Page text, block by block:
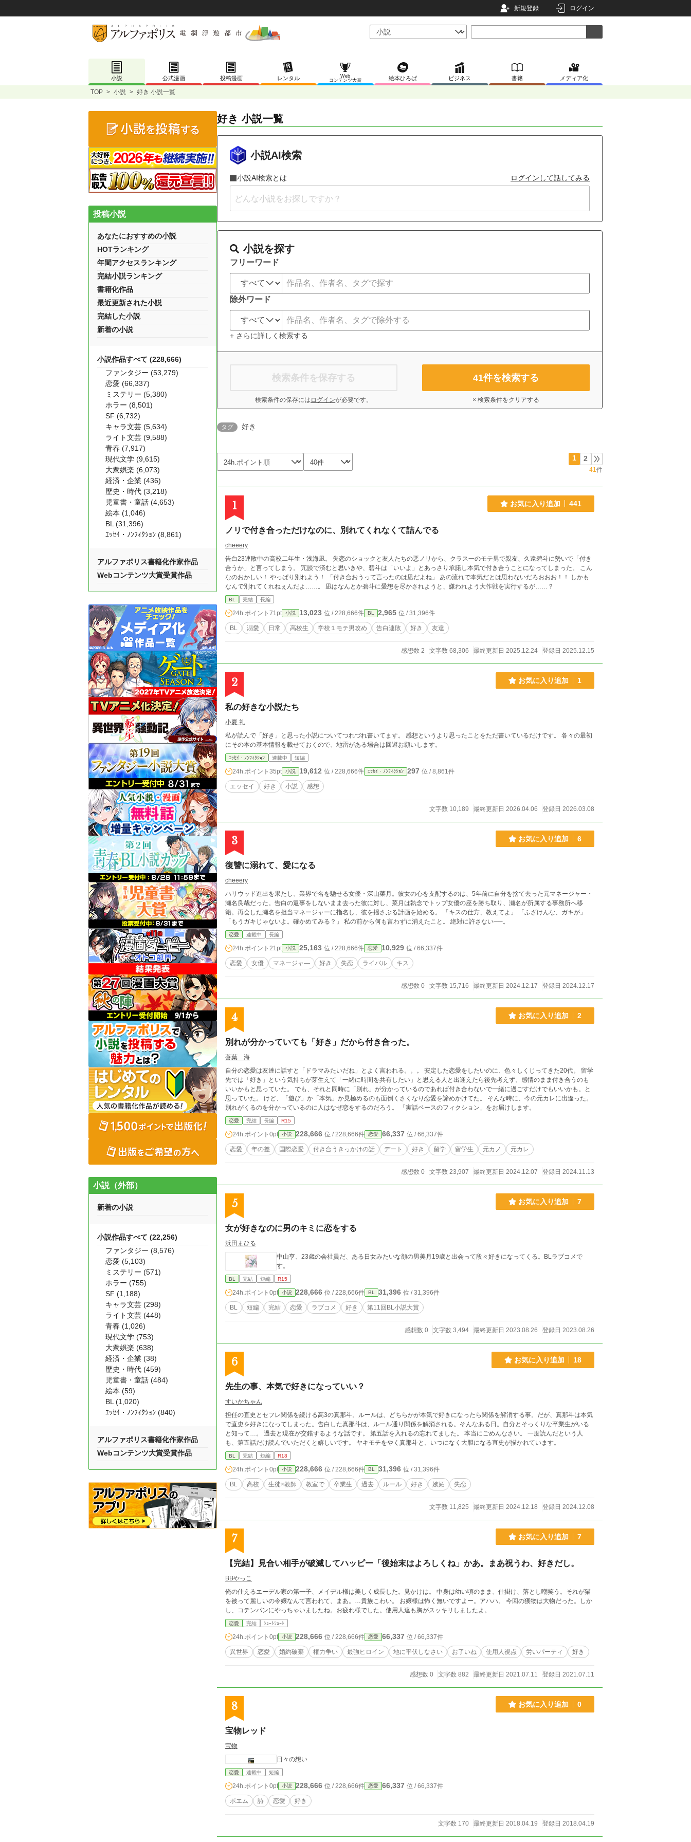
新規登録 ログイン
小説 公式漫画 投稿漫画 レンタル
Web
コンテンツ大賞
絵本ひろば ビジネス 書籍 メディア化
TOP > 小説 > 好き 小説一覧
好き 小説一覧
小説AI検索
小説AI検索とは ログインして話してみる
小説を探す
フリーワード
除外ワード
+ さらに詳しく検索する
検索条件を保存する
検索条件の保存には ログインが必要です。
41件を検索する
× 検索条件をクリアする
タグ 好き
1 2
41件
1 お気に入り追加 441
ノリで付き合っただけなのに、別れてくれなくて詰んでる
cheeery
告白23連敗中の高校二年生・浅海凪。 失恋のショックと友人たちの悪ノリから、クラス一のモテ男で親友、久遠碧斗に勢いで「付き
合うか」と言ってしまう。 冗談で済むと思いきや、碧斗は「いいよ」とあっさり承諾し本気で付き合うことになってしまった。 こん
なのおかしい！ やっぱり別れよう！ 「付き合おうって言ったのは凪だよね」 あの流れで本気だとは思わないだろおおお！！ しかも
なんで別れてくれねぇんだよ……。 凪はなんとか碧斗に愛想を尽かされようと、嫌われよう大作戦を実行するが……？
BL 完結 長編
24h.ポイント 71pt 小説 13,023 位 / 228,666件 BL 2,965 位 / 31,396件
BL 溺愛 日常 高校生 学校１モテ男攻め 告白連敗 好き 友達
感想数 2 文字数 68,306 最終更新日 2025.12.24 登録日 2025.12.15
2 お気に入り追加 1
私の好きな小説たち
小夏 礼
私が読んで「好き」と思った小説についてつれづれ書いてます。 感想というより思ったことをただ書いているだけです。 各々の最初
にその本の基本情報を載せておくので、地雷がある場合は回避お願いします。
ｴｯｾｲ・ﾉﾝﾌｨｸｼｮﾝ 連載中 短編
24h.ポイント 35pt 小説 19,612 位 / 228,666件 ｴｯｾｲ・ﾉﾝﾌｨｸｼｮﾝ 297 位 / 8,861件
エッセイ 好き 小説 感想
文字数 10,189 最終更新日 2026.04.06 登録日 2026.03.08
3 お気に入り追加 6
復讐に溺れて、愛になる
cheeery
ハリウッド進出を果たし、業界で名を馳せる女優・深山菜月。彼女の心を支配するのは、5年前に自分を捨て去った元マネージャー・
瀬名良哉だった。告白の返事をしないまま去った彼に対し、菜月は執念でトップ女優の座を勝ち取り、瀬名が所属する事務所へ移
籍。再会した瀬名を担当マネージャーに指名し、彼を揺さぶる計画を始める。 「キスの仕方、教えてよ」 「ふざけんな、ガキが」
「もうガキじゃないよ。確かめてみる？」 私の前から何も言わずに消えたこと。 絶対に許さない──。
恋愛 連載中 長編
24h.ポイント 21pt 小説 25,163 位 / 228,666件 恋愛 10,929 位 / 66,337件
恋愛 女優 マネージャ― 好き 失恋 ライバル キス
感想数 0 文字数 15,716 最終更新日 2024.12.17 登録日 2024.12.17
4 お気に入り追加 2
別れが分かっていても「好き」だから付き合った。
蒼葉 海
自分の恋愛は友達に話すと「ドラマみたいだね」とよく言われる。。。 安定した恋愛をしたいのに、色々しくじってきた20代。 留学
先では「好き」という気持ちが芽生えて「一緒に時間を共有したい」と思える人と出逢えたら後先考えず、感情のまま付き合うのも
いいかもと思っていた。 でも、それと同時に「別れ」が分かっているのであれば付き合わないで一緒に過ごすだけでもいいかも。と
思っていた。 けど、「遊び」か「本気」か見極めるのも面倒くさくなり恋愛を諦めかけてた。 そんな時に、今の元カレに出逢った。
別れがくるのを分かっているのに人はなぜ恋をするのだろう。 「実話ベースのフィクション」をお届けします。
恋愛 完結 長編 R15
24h.ポイント 0pt 小説 228,666 位 / 228,666件 恋愛 66,337 位 / 66,337件
恋愛 年の差 国際恋愛 付き合うきっかけの話 デート 好き 留学 留学生 元カノ 元カレ
感想数 0 文字数 23,907 最終更新日 2024.12.07 登録日 2024.11.13
5 お気に入り追加 7
女が好きなのに男のキミに恋をする
浜田まひる
中山亨、23歳の会社員だ、ある日女みたいな顔の男美月19歳と出会って段々好きになってくる。BLラブコメで
す。
BL 完結 短編 R15
24h.ポイント 0pt 小説 228,666 位 / 228,666件 BL 31,396 位 / 31,396件
BL 短編 完結 恋愛 ラブコメ 好き 第11回BL小説大賞
感想数 0 文字数 3,494 最終更新日 2023.08.26 登録日 2023.08.26
6 お気に入り追加 18
先生の事、本気で好きになっていい？
すいかちゃん
担任の直史とセフレ関係を続ける高3の真那斗。ルールは、どちらかが本気で好きになったら関係を解消する事。だが、真那斗は本気
で直史を好きになってしまった。告白した真那斗は、ルール通り関係を解消される。そんなある日。自分とそっくりな卒業生がいる
と知って…。 過去と現在が交錯するような話です。 第五話を入れるの忘れてました。 本当にごめんなさい。 一度読んだという人
も、第五話だけ読んでいただくと嬉しいです。 ヤキモチをやく真那斗と、いつになく大胆になる直史が描かれています。
BL 完結 短編 R18
24h.ポイント 0pt 小説 228,666 位 / 228,666件 BL 31,396 位 / 31,396件
BL 高校 生徒×教師 教室で 卒業生 過去 ルール 好き 嫉妬 失恋
文字数 11,825 最終更新日 2024.12.18 登録日 2024.12.08
7 お気に入り追加 7
【完結】見合い相手が破滅してハッピー「後始末はよろしくね」かあ。まあ祝うわ、好きだし。
BBやっこ
俺の仕えるエーデル家の第一子、メイデル様は美しく成長した。見かけは。 中身は幼い頃のまま、仕掛け、落とし嘲笑う。それが猫
を被って麗しいの令嬢なんて言われて、まあ。…貴族こわい。 お嬢様は怖く無いですよー。アハハ。 今回の獲物は大物だった。しか
し、コテンパンにやっちゃいましたね。お疲れ様でした。使用人達も胸がスッキリしましたよ。
恋愛 完結 ｼｮｰﾄｼｮｰﾄ
24h.ポイント 0pt 小説 228,666 位 / 228,666件 恋愛 66,337 位 / 66,337件
異世界 恋愛 婚約破棄 権力争い 最強ヒロイン 地に平伏しなさい お了いね 使用人視点 労いパーティ 好き
感想数 0 文字数 882 最終更新日 2021.07.11 登録日 2021.07.11
8 お気に入り追加 0
宝物レッド
宝物
日々の想い
恋愛 連載中 短編
24h.ポイント 0pt 小説 228,666 位 / 228,666件 恋愛 66,337 位 / 66,337件
ポエム 詩 恋愛 好き
文字数 170 最終更新日 2018.04.19 登録日 2018.04.19
投稿小説
あなたにおすすめの小説
HOTランキング
年間アクセスランキング
完結小説ランキング
書籍化作品
最近更新された小説
完結した小説
新着の小説
小説作品すべて (228,666)
ファンタジー (53,279)
恋愛 (66,337)
ミステリー (5,380)
ホラー (8,501)
SF (6,732)
キャラ文芸 (5,634)
ライト文芸 (9,588)
青春 (7,917)
現代文学 (9,615)
大衆娯楽 (6,073)
経済・企業 (436)
歴史・時代 (3,218)
児童書・童話 (4,653)
絵本 (1,046)
BL (31,396)
ｴｯｾｲ・ﾉﾝﾌｨｸｼｮﾝ (8,861)
アルファポリス書籍化作家作品
Webコンテンツ大賞受賞作品
小説（外部）
新着の小説
小説作品すべて (22,256)
ファンタジー (8,576)
恋愛 (5,103)
ミステリー (571)
ホラー (755)
SF (1,188)
キャラ文芸 (298)
ライト文芸 (448)
青春 (1,026)
現代文学 (753)
大衆娯楽 (638)
経済・企業 (38)
歴史・時代 (459)
児童書・童話 (484)
絵本 (59)
BL (1,020)
ｴｯｾｲ・ﾉﾝﾌｨｸｼｮﾝ (840)
アルファポリス書籍化作家作品
Webコンテンツ大賞受賞作品